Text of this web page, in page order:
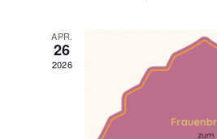
APR.
26
2026